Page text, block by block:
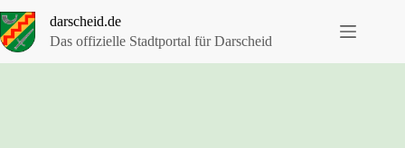
Inhalt
springen
darscheid.de
Das offizielle Stadtportal für Darscheid